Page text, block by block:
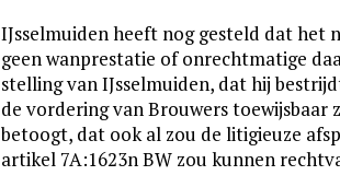
IJsselmuiden heeft nog gesteld dat het
geen wanprestatie of onrechtmatige
stelling van IJsselmuiden, dat hij
de vordering van Brouwers toewijsbaar
betoogt, dat ook al zou de litigieuze
artikel 7A:1623n BW zou kunnen